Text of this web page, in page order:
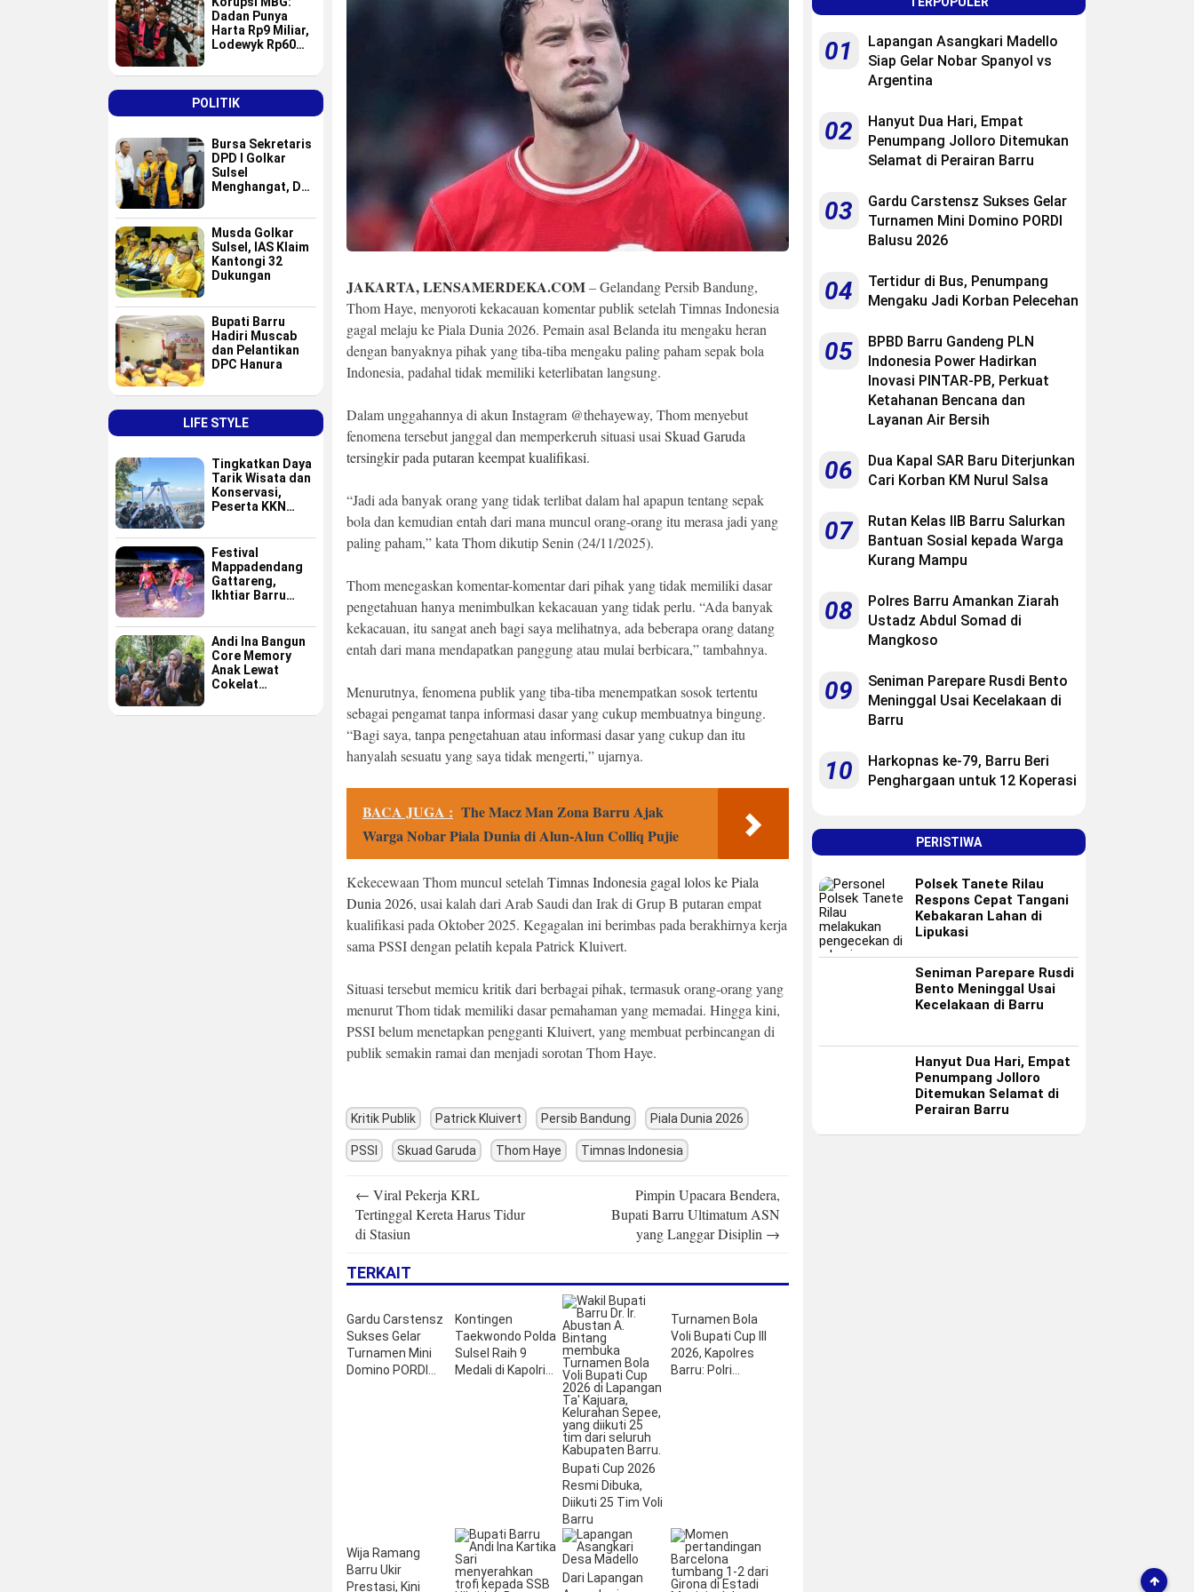
Dadan Punya
Harta Rp9 Miliar,
Lodewyk Rp60
POLITIK
Bursa Sekretaris
DPD I Golkar
Sulsel
Menghangat, Dua
Masuk Radar Tim
Formatur IAS
Musda Golkar
Sulsel, IAS Klaim
Kantongi 32
Dukungan
Bupati Barru
Hadiri Muscab
dan Pelantikan
DPC Hanura
LIFE STYLE
Tingkatkan Daya
Tarik Wisata dan
Konservasi,
Peserta KKN
Persembahkan
Spot Foto
Instagramable di
Pulau Pannikiang
Festival
Mappadendang
Gattareng,
Ikhtiar Barru
Budaya sebagai
Destinasi Wisata
Andi Ina Bangun
Core Memory
Anak Lewat
Cokelat
JAKARTA, LENSAMERDEKA.COM– Gelandang Persib Bandung,
Thom Haye, menyoroti kekacauan komentar publik setelah Timnas Indonesia
gagal melaju ke Piala Dunia 2026. Pemain asal Belanda itu mengaku heran
dengan banyaknya pihak yang tiba-tiba mengaku paling paham sepak bola
Indonesia, padahal tidak memiliki keterlibatan langsung.
Dalam unggahannya di akun Instagram @thehayeway, Thom menyebut
fenomena tersebut janggal dan memperkeruh situasi usaiSkuad Garuda
tersingkir pada putaran keempat kualifikasi.
“Jadi ada banyak orang yang tidak terlibat dalam hal apapun tentang sepak
bola dan kemudian entah dari mana muncul orang-orang itu merasa jadi yang
paling paham,” kata Thom dikutip Senin (24/11/2025).
Thom menegaskan komentar-komentar dari pihak yang tidak memiliki dasar
pengetahuan hanya menimbulkan kekacauan yang tidak perlu. “Ada banyak
kekacauan, itu sangat aneh bagi saya melihatnya, ada beberapa orang datang
entah dari mana mendapatkan panggung atau mulai berbicara,” tambahnya.
Menurutnya, fenomena publik yang tiba-tiba menempatkan sosok tertentu
sebagai pengamat tanpa informasi dasar yang cukup membuatnya bingung.
“Bagi saya, tanpa pengetahuan atau informasi dasar yang cukup dan itu
hanyalah sesuatu yang saya tidak mengerti,” ujarnya.
BACA JUGA : The Macz Man Zona Barru Ajak
Warga Nobar Piala Dunia di Alun-Alun Colliq Pujie
Kekecewaan Thom muncul setelahTimnas Indonesia gagal lolos ke Piala
Dunia 2026, usai kalah dari Arab Saudi dan Irak di Grup B putaran empat
kualifikasi pada Oktober 2025. Kegagalan ini berimbas pada berakhirnya kerja
sama PSSI dengan pelatih kepala Patrick Kluivert.
Situasi tersebut memicu kritik dari berbagai pihak, termasuk orang-orang yang
menurut Thom tidak memiliki dasar pemahaman yang memadai. Hingga kini,
PSSI belum menetapkan pengganti Kluivert, yang membuat perbincangan di
publik semakin ramai dan menjadi sorotan Thom Haye.
Kritik Publik Patrick Kluivert Persib Bandung Piala Dunia 2026
PSSI Skuad Garuda Thom Haye Timnas Indonesia
navigation
← Viral Pekerja KRL
Tertinggal Kereta Harus Tidur
di Stasiun
Pimpin Upacara Bendera,
Bupati Barru Ultimatum ASN
yang Langgar Disiplin →
TERKAIT
Gardu Carstensz
Sukses Gelar
Turnamen Mini
Domino PORDI
Kontingen
Taekwondo Polda
Sulsel Raih 9
Medali di Kapolri
Bupati Cup 2026
Resmi Dibuka,
Diikuti 25 Tim Voli
Barru
Turnamen Bola
Voli Bupati Cup III
2026, Kapolres
Barru: Polri
Wija Ramang
Barru Ukir
Prestasi, Kini
Dari Lapangan
01
Lapangan Asangkari Madello
Siap Gelar Nobar Spanyol vs
Argentina
02
Hanyut Dua Hari, Empat
Penumpang Jolloro Ditemukan
Selamat di Perairan Barru
03
Gardu Carstensz Sukses Gelar
Turnamen Mini Domino PORDI
Balusu 2026
04
Tertidur di Bus, Penumpang
Mengaku Jadi Korban Pelecehan
05
BPBD Barru Gandeng PLN
Indonesia Power Hadirkan
Inovasi PINTAR-PB, Perkuat
Ketahanan Bencana dan
Layanan Air Bersih
06
Dua Kapal SAR Baru Diterjunkan
Cari Korban KM Nurul Salsa
07
Rutan Kelas IIB Barru Salurkan
Bantuan Sosial kepada Warga
Kurang Mampu
08
Polres Barru Amankan Ziarah
Ustadz Abdul Somad di
Mangkoso
09
Seniman Parepare Rusdi Bento
Meninggal Usai Kecelakaan di
Barru
10
Harkopnas ke-79, Barru Beri
Penghargaan untuk 12 Koperasi
PERISTIWA
Polsek Tanete Rilau
Respons Cepat Tangani
Kebakaran Lahan di
Lipukasi
Seniman Parepare Rusdi
Bento Meninggal Usai
Kecelakaan di Barru
Hanyut Dua Hari, Empat
Penumpang Jolloro
Ditemukan Selamat di
Perairan Barru